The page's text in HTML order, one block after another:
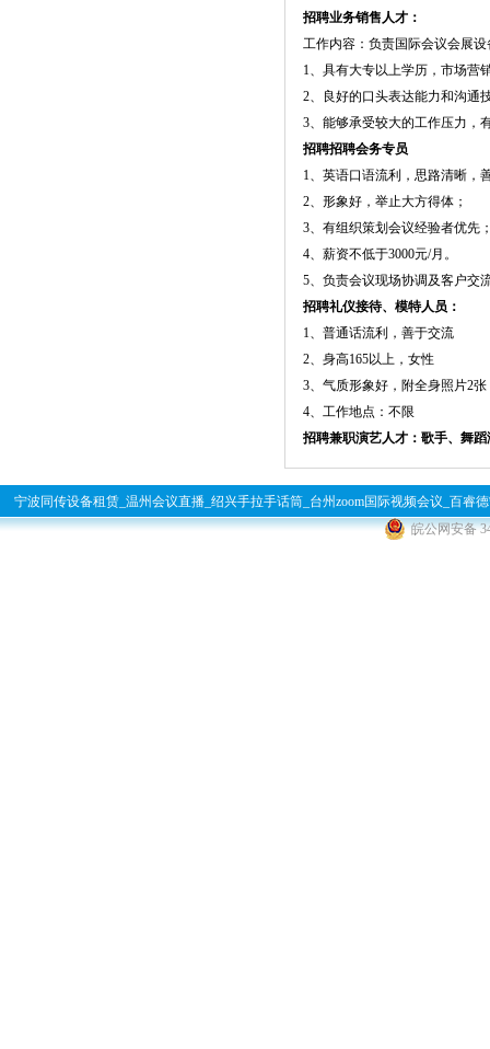
招聘业务销售人才：
工作内容：负责国际会议会展
1、具有大专以上学历，市场营
2、良好的口头表达能力和沟通
3、能够承受较大的工作压力，
招聘招聘会务专员
1、英语口语流利，思路清晰，
2、形象好，举止大方得体；
3、有组织策划会议经验者优先
4、薪资不低于3000元/月。
5、负责会议现场协调及客户交
招聘礼仪接待、模特人员：
1、普通话流利，善于交流
2、身高165以上，女性
3、气质形象好，附全身照片2张
4、工作地点：不限
招聘兼职演艺人才：歌手、舞
宁波同传设备租赁_温州会议直播_绍兴手拉手话筒_台州zoom国际视频会议_百睿
皖公网安备